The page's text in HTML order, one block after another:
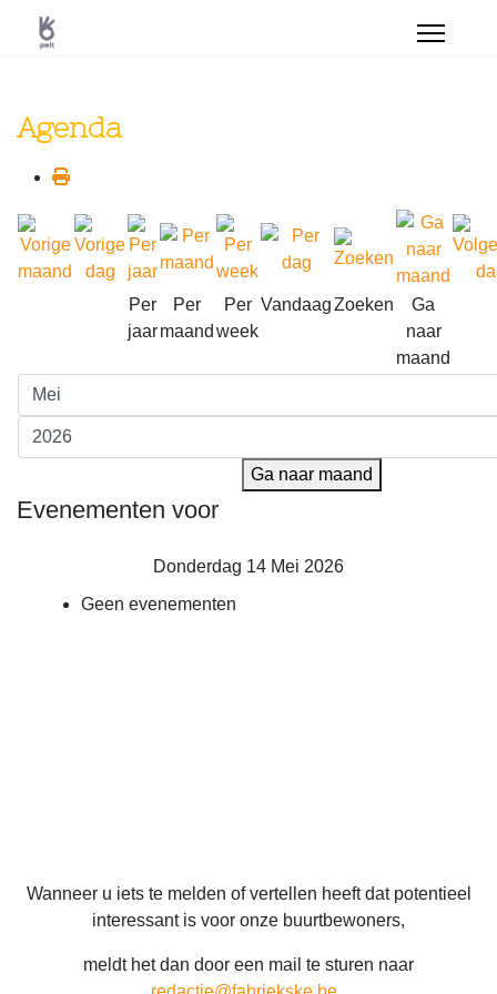
Agenda
Per
jaar
Per
maand
Per
week
VandaagZoeken
Ga
naar
maand
Ga naar maand
Evenementen voor
Donderdag 14 Mei 2026
Geen evenementen
Wanneer u iets te melden of vertellen heeft dat potentieel
interessant is voor onze buurtbewoners,
meldt het dan door een mail te sturen naar